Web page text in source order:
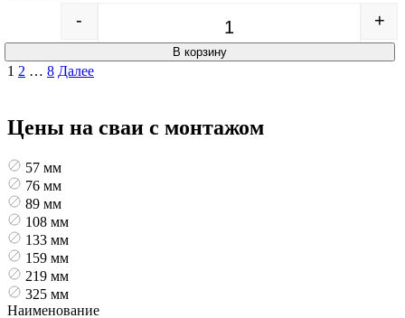
Quantity
- +
В корзину
Пагинация
1 2 … 8 Далее
Цены на сваи с монтажом
57 мм
76 мм
89 мм
108 мм
133 мм
159 мм
219 мм
325 мм
Наименование